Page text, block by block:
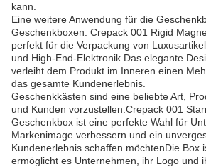
kann.
Eine weitere Anwendung für die
Geschenkboxen. Crepack 001 Rigid
perfekt für die Verpackung von
und High-End-Elektronik.Das elegante
verleiht dem Produkt im Inneren einen
das gesamte Kundenerlebnis.
Geschenkkästen sind eine beliebte Art,
und Kunden vorzustellen.Crepack 001
Geschenkbox ist eine perfekte Wahl für
Markenimage verbessern und ein
Kundenerlebnis schaffen möchtenDie Box
ermöglicht es Unternehmen, ihr Logo und